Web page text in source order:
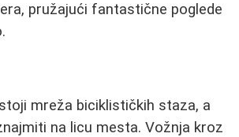
pružajući fantastične poglede
mreža biciklističkih staza, a
na licu mesta. Vožnja kroz